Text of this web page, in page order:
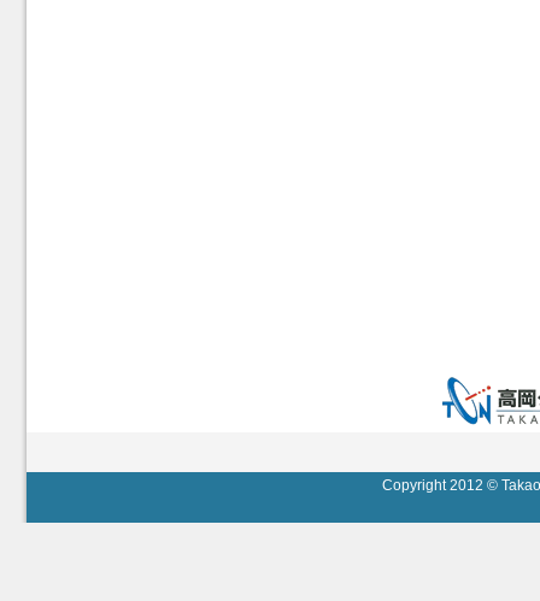
Copyright 2012 ©